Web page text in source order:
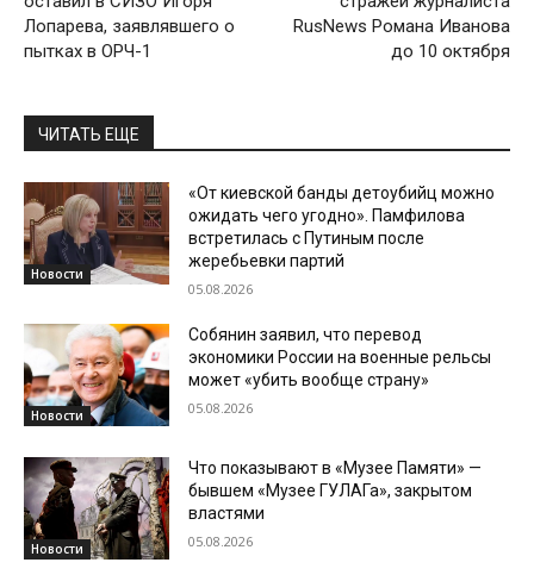
Лопарева, заявлявшего о
пытках в ОРЧ-1
RusNews Романа Иванова
до 10 октября
ЧИТАТЬ ЕЩЕ
Новости
«От киевской банды детоубийц можно
ожидать чего угодно». Памфилова
встретилась с Путиным после
жеребьевки партий
05.08.2026
Новости
Собянин заявил, что перевод
экономики России на военные рельсы
может «убить вообще страну»
05.08.2026
Новости
Что показывают в «Музее Памяти» —
бывшем «Музее ГУЛАГа», закрытом
властями
05.08.2026